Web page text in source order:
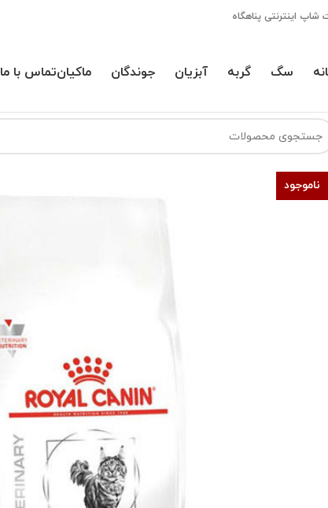
شاپ اینترنتی پناهگاه
سگ گربه آبزیان جوندگان ماکیانتماس با ما
ناموجود